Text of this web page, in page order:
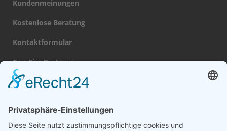
Kundenmeinungen
Kostenlose Beratung
Kontaktformular
Top-Fire Partner
Datenschutz